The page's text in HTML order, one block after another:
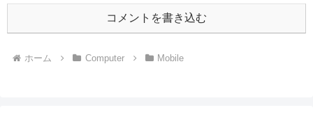
コメントを書き込む
ホーム Computer Mobile